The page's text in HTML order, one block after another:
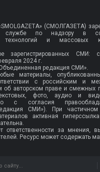
(СМОЛГАЗЕТА)
службе по надзору в
технологий и массовых
зарегистрированных
2024 г.
редакция СМИ».
материалы,
с российским и
об авторском праве и смежных
фото, аудио и
с согласия
СМИ»). При
активная
ответственности за мнения,
Ресурс может содержать